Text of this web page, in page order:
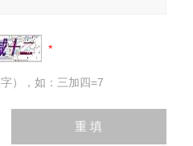
），如：三加四=7